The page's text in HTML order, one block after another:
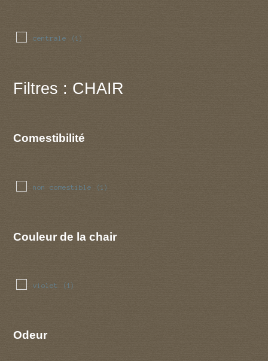
centrale (1)
Filtres : CHAIR
Comestibilité
non comestible (1)
Couleur de la chair
violet (1)
Odeur